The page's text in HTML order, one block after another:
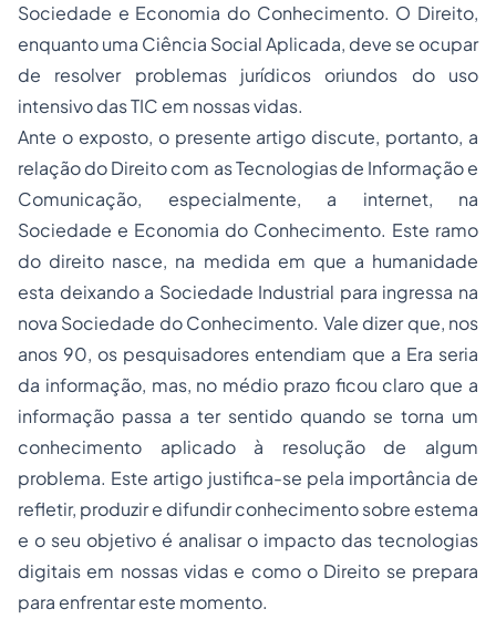
Sociedade e Economia do Conhecimento. O Direito,
enquanto uma Ciência Social Aplicada, deve se ocupar
de resolver problemas jurídicos oriundos do uso
intensivo das TIC em nossas vidas.
Ante o exposto, o presente artigo discute, portanto, a
relação do Direito com as Tecnologias de Informação e
Comunicação, especialmente, a internet, na
Sociedade e Economia do Conhecimento. Este ramo
do direito nasce, na medida em que a humanidade
esta deixando a Sociedade Industrial para ingressa na
nova Sociedade do Conhecimento. Vale dizer que, nos
anos 90, os pesquisadores entendiam que a Era seria
da informação, mas, no médio prazo ficou claro que a
informação passa a ter sentido quando se torna um
conhecimento aplicado à resolução de algum
problema. Este artigo justifica-se pela importância de
refletir, produzir e difundir conhecimento sobre estema
e o seu objetivo é analisar o impacto das tecnologias
digitais em nossas vidas e como o Direito se prepara
para enfrentar este momento.